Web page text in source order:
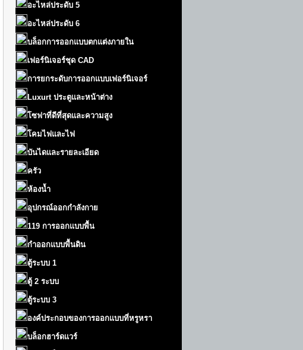
อะไหล่ประดับ 5
อะไหล่ประดับ 6
บล็อกการออกแบบตกแต่งภายใน
เฟอร์นิเจอร์ชุด CAD
การยกระดับการออกแบบเฟอร์นิเจอร์
Luxurt ประตูและหน้าต่าง
โซฟาที่ดีที่สุดและความสูง
โคมไฟและไฟ
บันไดและรายละเอียด
ครัว
ห้องน้ำ
อุปกรณ์ออกกำลังกาย
119 การออกแบบพื้น
กำออกแบบพื้นดิน
ตู้ระบบ 1
ตู้ 2 ระบบ
ตู้ระบบ 3
องค์ประกอบของการออกแบบที่หรูหรา
บล็อกฮาร์ดแวร์